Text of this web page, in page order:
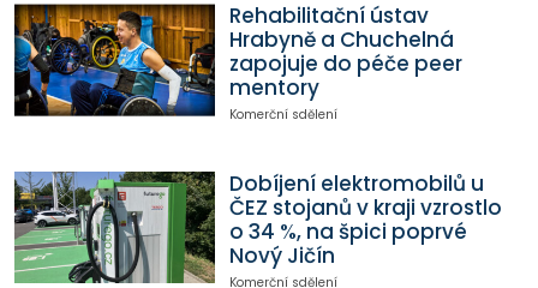
Rehabilitační ústav
Hrabyně a Chuchelná
zapojuje do péče peer
mentory
Komerční sdělení
Dobíjení elektromobilů u
ČEZ stojanů v kraji vzrostlo
o 34 %, na špici poprvé
Nový Jičín
Komerční sdělení